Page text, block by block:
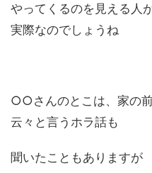
やってくるのを見える人
実際なのでしょうね
○○さんのとこは、家の
云々と言うホラ話も
聞いたこともありますが